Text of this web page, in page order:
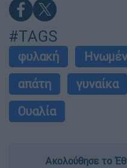
#TAGS
φυλακή
απάτη
γυναίκα
Ουαλία
Ακολούθησε το